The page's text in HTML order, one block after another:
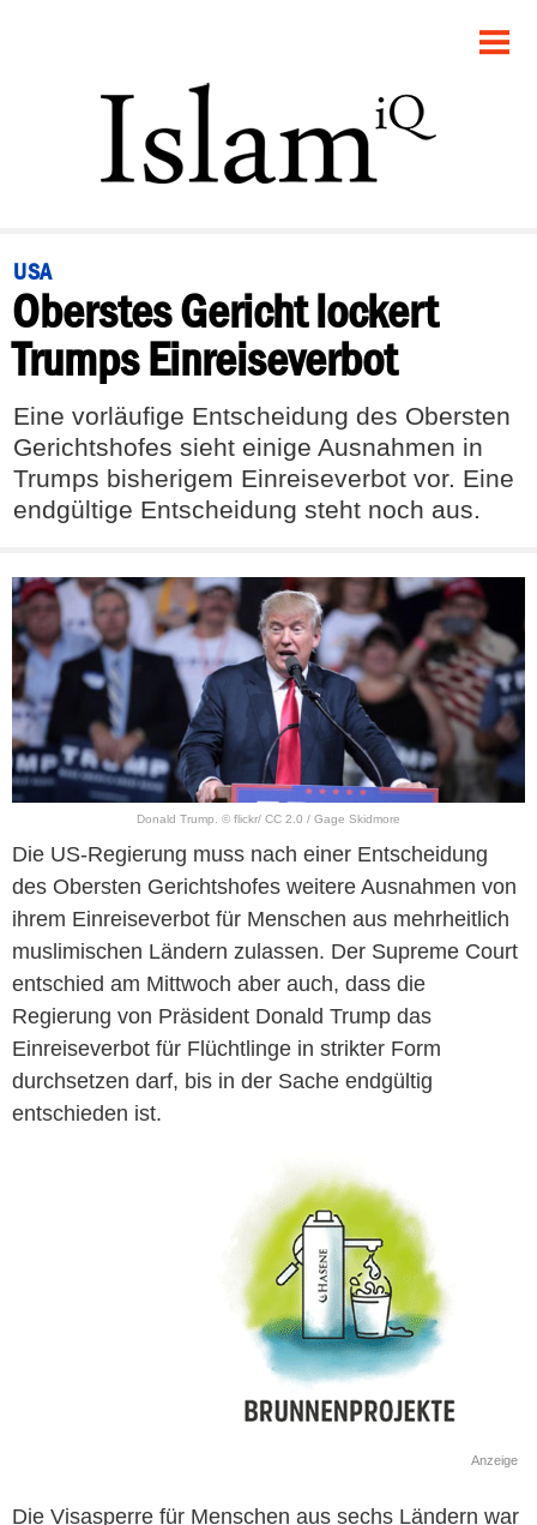
POLITIK
PANORAMA
RECHT
FEUILLETON
DEBATTE
USA
Oberstes Gericht lockert
Trumps Einreiseverbot
Eine vorläufige Entscheidung des Obersten
Gerichtshofes sieht einige Ausnahmen in
Trumps bisherigem Einreiseverbot vor. Eine
endgültige Entscheidung steht noch aus.
Donald Trump. © flickr/ CC 2.0 / Gage Skidmore
Die US-Regierung muss nach einer Entscheidung
des Obersten Gerichtshofes weitere Ausnahmen von
ihrem Einreiseverbot für Menschen aus mehrheitlich
muslimischen Ländern zulassen. Der Supreme Court
entschied am Mittwoch aber auch, dass die
Regierung von Präsident Donald Trump das
Einreiseverbot für Flüchtlinge in strikter Form
durchsetzen darf, bis in der Sache endgültig
entschieden ist.
Anzeige
Die Visasperre für Menschen aus sechs Ländern war